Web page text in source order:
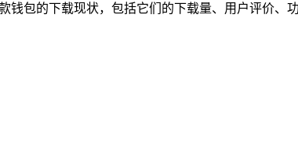
包的下载现状，包括它们的下载量、用户评价、